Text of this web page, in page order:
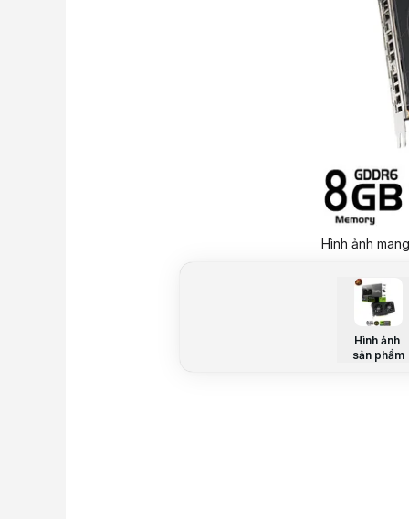
Hình ảnh
Hình ảnh
sản phẩm